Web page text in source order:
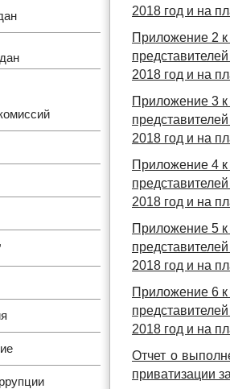
2018 год и на
Приложение 2
2018 год и на
Приложение 3
2018 год и на
Приложение 4
2018 год и на
Приложение 5
2018 год и на
Приложение 6
2018 год и на
Отчет о
приватизации